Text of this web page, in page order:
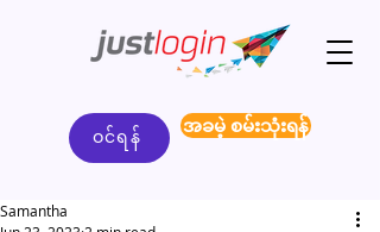
ဝင်ရန် အခမဲ့ စမ်းသုံးရန်
Samantha